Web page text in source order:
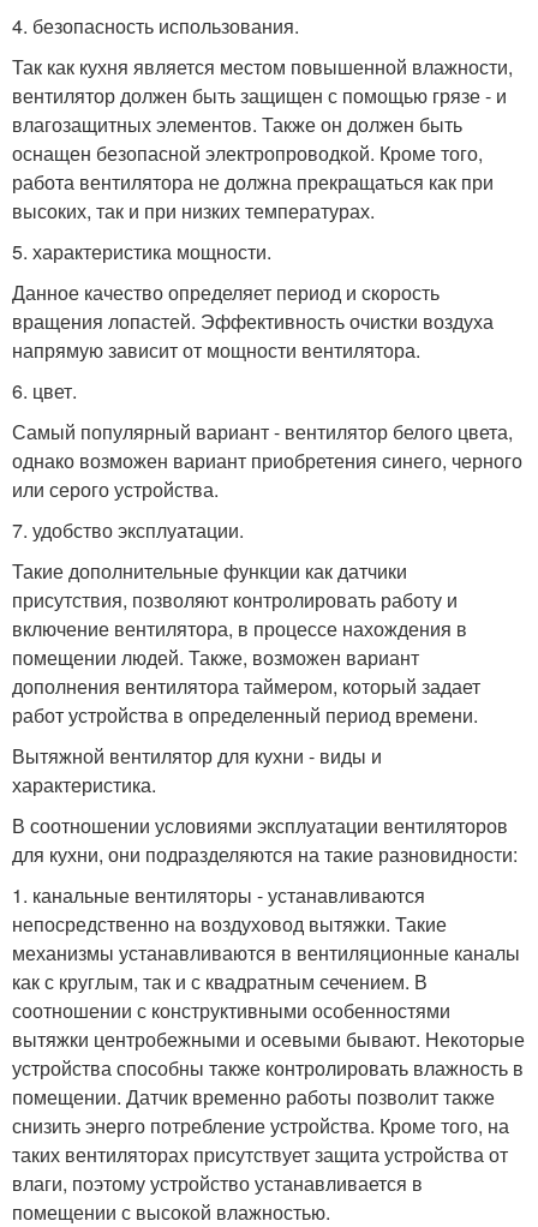
4. безопасность использования.
Так как кухня является местом повышенной влажности,
вентилятор должен быть защищен с помощью грязе - и
влагозащитных элементов. Также он должен быть
оснащен безопасной электропроводкой. Кроме того,
работа вентилятора не должна прекращаться как при
высоких, так и при низких температурах.
5. характеристика мощности.
Данное качество определяет период и скорость
вращения лопастей. Эффективность очистки воздуха
напрямую зависит от мощности вентилятора.
6. цвет.
Самый популярный вариант - вентилятор белого цвета,
однако возможен вариант приобретения синего, черного
или серого устройства.
7. удобство эксплуатации.
Такие дополнительные функции как датчики
присутствия, позволяют контролировать работу и
включение вентилятора, в процессе нахождения в
помещении людей. Также, возможен вариант
дополнения вентилятора таймером, который задает
работ устройства в определенный период времени.
Вытяжной вентилятор для кухни - виды и
характеристика.
В соотношении условиями эксплуатации вентиляторов
для кухни, они подразделяются на такие разновидности:
1. канальные вентиляторы - устанавливаются
непосредственно на воздуховод вытяжки. Такие
механизмы устанавливаются в вентиляционные каналы
как с круглым, так и с квадратным сечением. В
соотношении с конструктивными особенностями
вытяжки центробежными и осевыми бывают. Некоторые
устройства способны также контролировать влажность в
помещении. Датчик временно работы позволит также
снизить энерго потребление устройства. Кроме того, на
таких вентиляторах присутствует защита устройства от
влаги, поэтому устройство устанавливается в
помещении с высокой влажностью.